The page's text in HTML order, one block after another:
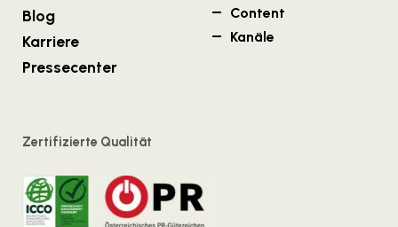
Blog
Karriere
Pressecenter
Content
Kanäle
Zertifizierte Qualität